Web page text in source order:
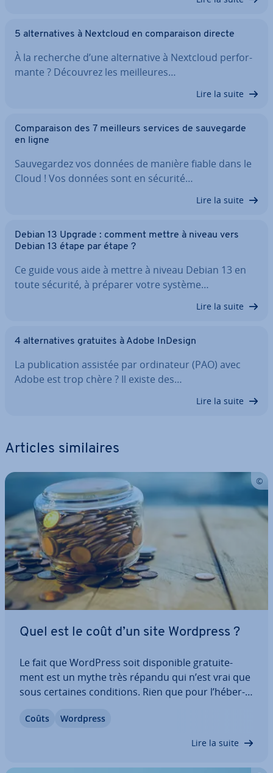
5 al­ter­na­tives à Nextcloud en com­pa­rai­son directe
À la recherche d’une al­ter­na­tive à Nextcloud per­for­
mante ? Découvrez les meil­leures…
Lire la suite
Com­pa­rai­son des 7 meilleurs services de sau­ve­garde
en ligne
Sau­ve­gar­dez vos données de manière fiable dans le
Cloud ! Vos données sont en sécurité…
Lire la suite
Debian 13 Upgrade : comment mettre à niveau vers
Debian 13 étape par étape ?
Ce guide vous aide à mettre à niveau Debian 13 en
toute sécurité, à préparer votre système…
Lire la suite
4 al­ter­na­tives gratuites à Adobe InDesign
La pu­bli­ca­tion assistée par or­di­na­teur (PAO) avec
Adobe est trop chère ? Il existe des…
Lire la suite
Articles si­mi­laires
Quel est le coût d’un site Wordpress ?
Le fait que WordPress soit dis­po­nible gra­tui­te­
ment est un mythe très répandu qui n’est vrai que
sous certaines con­di­tions. Rien que pour l’hé­ber­
sup­plé­men­taires ! Nous vous révélons ici dans
Coûts Wordpress
Lire la suite